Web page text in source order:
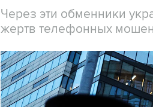
Через эти обменники
жертв телефонных